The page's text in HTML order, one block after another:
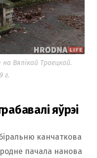
Вялікай Траецкай.
г.
яўрэі
канчаткова
пачала нанова